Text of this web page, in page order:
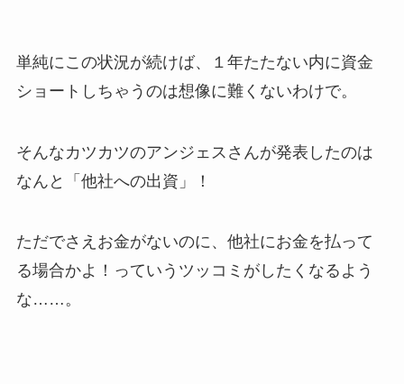
単純にこの状況が続けば、１年たたない内に資金
ショートしちゃうのは想像に難くないわけで。
そんなカツカツのアンジェスさんが発表したのは
なんと「他社への出資」！
ただでさえお金がないのに、他社にお金を払って
る場合かよ！っていうツッコミがしたくなるよう
な……。